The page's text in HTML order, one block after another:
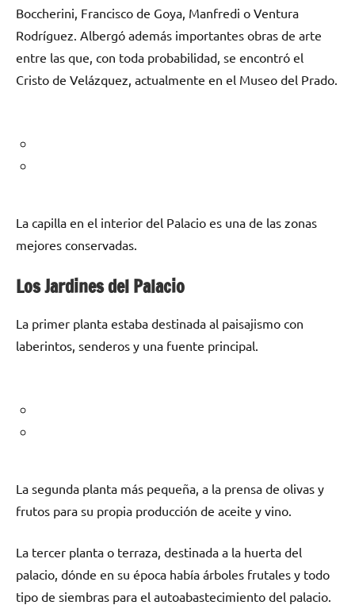
Boccherini, Francisco de Goya, Manfredi o Ventura
Rodríguez. Albergó además importantes obras de arte
entre las que, con toda probabilidad, se encontró el
Cristo de Velázquez, actualmente en el Museo del Prado.
La capilla en el interior del Palacio es una de las zonas
mejores conservadas.
Los Jardines del Palacio
La primer planta estaba destinada al paisajismo con
laberintos, senderos y una fuente principal.
La segunda planta más pequeña, a la prensa de olivas y
frutos para su propia producción de aceite y vino.
La tercer planta o terraza, destinada a la huerta del
palacio, dónde en su época había árboles frutales y todo
tipo de siembras para el autoabastecimiento del palacio.